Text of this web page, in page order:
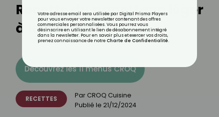
Recette du panettone léger
à la pistache
Découvrez les 11 menus CROQ
RECETTES Par CROQ Cuisine
Publié le 21/12/2024
Votre adresse email sera utilisée par Digital Prisma Players
pour vous envoyer votre newsletter contenant des offres
commerciales personnalisées. Vous pourrez vous
désinscrire en utilisant le lien de désabonnement intégré
dans la newsletter. Pour en savoir plus et exercer vos droits,
prenez connaissance de notre Charte de Confidentialité.